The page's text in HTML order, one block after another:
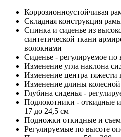
Коррозионноустойчивая
Складная конструкция
Спинка и сиденье из
синтетической ткани
волокнами
Сиденье - регулируемое по
Изменение угла наклона
Изменение центра тяжести
Изменение длины
Глубина сиденья -
Подлокотники - откидные
17 до 24,5 см
Подножки откидные и
Регулируемые по высоте